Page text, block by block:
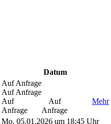
Datum
Auf Anfrage
Auf Anfrage
Auf
Anfrage
Auf
Anfrage
Mehr
Mo, 05.01.2026 um 18:45 Uhr